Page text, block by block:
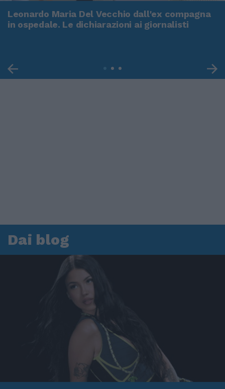
Leonardo Maria Del Vecchio dall'ex compagna
in ospedale. Le dichiarazioni ai giornalisti
Dai blog